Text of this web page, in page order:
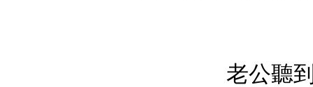
老公聽